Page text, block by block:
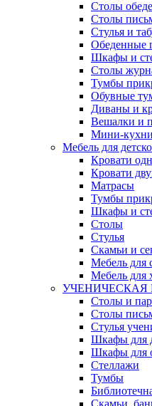
Столы
Столы
Стулья и
Обеденные
Шкафы и
Столы
Тумбы
Обувные
Диваны и
Вешалки и
Мини-кухни
Мебель для
Кровати
Кровати
Матрасы
Тумбы
Шкафы и
Столы
Стулья
Скамьи и
Мебель для
Мебель для
УЧЕНИЧЕСКАЯ
Столы и
Столы
Стулья
Шкафы для
Шкафы для
Стеллажи
Тумбы
Скамьи,